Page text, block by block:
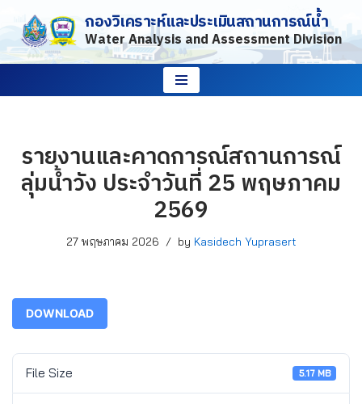
Skip
to
กองวิเคราะห์และประเมินสถานการณ์น้ำ
Water Analysis and Assessment Division
รายงานและคาดการณ์สถานการณ์
ลุ่มน้ำวัง ประจำวันที่ 25 พฤษภาคม
2569
27 พฤษภาคม 2026 by Kasidech Yuprasert
DOWNLOAD
File Size 5.17 MB